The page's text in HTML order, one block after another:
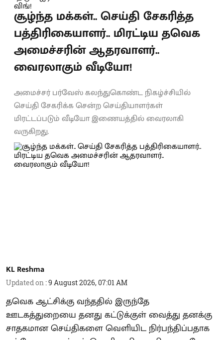
சூழ்ந்த மக்கள்.. செய்தி சேகரித்த
பத்திரிகையாளர்.. மிரட்டிய தவெக
அமைச்சரின் ஆதரவாளர்..
வைரலாகும் வீடியோ!
அமைச்சர் பர்வேஸ் கலந்துகொண்ட நிகழ்ச்சியில்
செய்தி சேகரிக்க சென்ற செய்தியாளர்கள்
மிரட்டப்படும் வீடியோ இணையத்தில் வைரலாகி
வருகிறது.
KL Reshma
Updated on :9 August 2026, 07:01 AM
தவெக ஆட்சிக்கு வந்ததில் இருந்தே
ஊடகத்துறையை தனது கட்டுக்குள் வைத்து தனக்கு
சாதகமான செய்திகளை வெளியிட நிர்பந்திப்பதாக